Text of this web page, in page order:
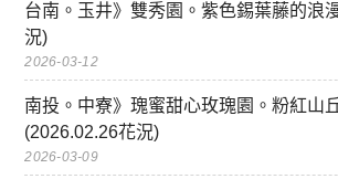
台南。玉井》雙秀園。紫色錫葉藤的浪
況)
2026-03-12
南投。中寮》瑰蜜甜心玫瑰園。粉紅山
(2026.02.26花況)
2026-03-09